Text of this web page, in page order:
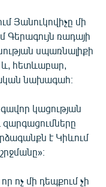
Յանուկովիչը մի
Գերագույն ռադայի
սպառնալիքի
և, հետևաբար,
նախագահ։
կացության
զարգացումները
է Կիևում
ոչ մի դեպքում չի